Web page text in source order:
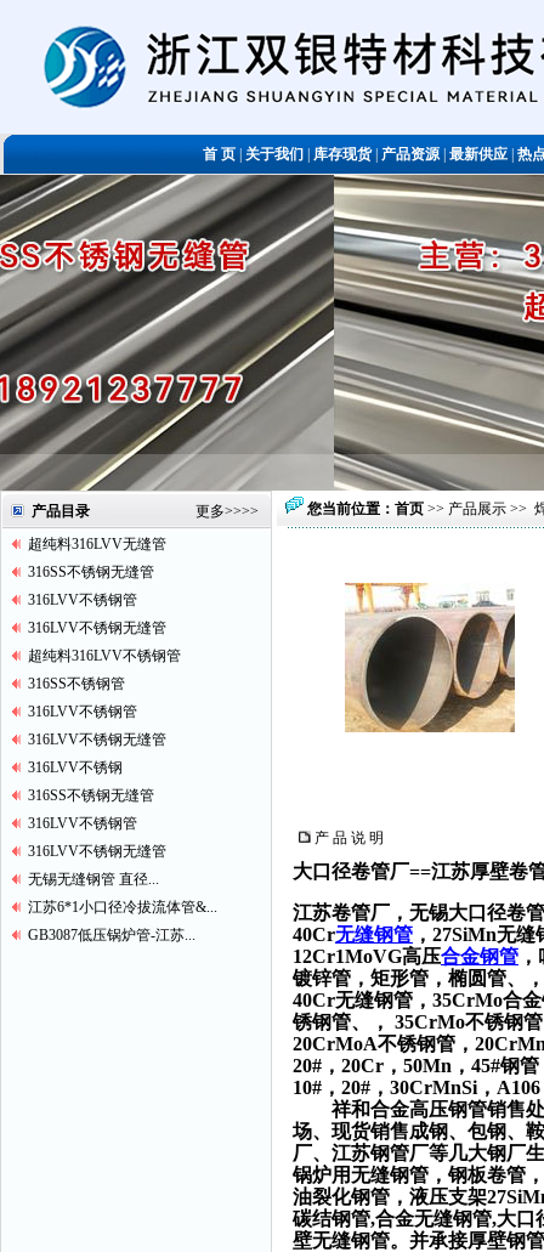
首 页关于我们库存现货|产品资源|最新供应|热
产品目录 更多>>>>
超纯料316LVV无缝管
316SS不锈钢无缝管
316LVV不锈钢管
316LVV不锈钢无缝管
超纯料316LVV不锈钢管
316SS不锈钢管
316LVV不锈钢管
316LVV不锈钢无缝管
316LVV不锈钢
316SS不锈钢无缝管
316LVV不锈钢管
316LVV不锈钢无缝管
无锡无缝钢管 直径...
江苏6*1小口径冷拔流体管&...
GB3087低压锅炉管-江苏...
您当前位置： 首页 >> 产品展示 >>
产 品 说 明
大口径卷管厂==江苏厚壁卷
江苏卷管厂，无锡大口径卷
40Cr无缝钢管 ，27SiMn无
12Cr1MoVG高压合金钢管
镀锌管，矩形管，椭圆管、
40Cr无缝钢管，35CrMo合
锈钢管、， 35CrMo不锈钢
20CrMoA不锈钢管，
20#，20Cr，50Mn，45#钢
10#，20#，30CrMnSi，
祥和合金高压钢管销售处
场、现货销售成钢、包钢、
厂、江苏钢管厂等几大钢厂
锅炉用无缝钢管，钢板卷管
油裂化钢管，液压支架
碳结钢管,合金无缝钢管,大
壁无缝钢管。并承接厚壁钢